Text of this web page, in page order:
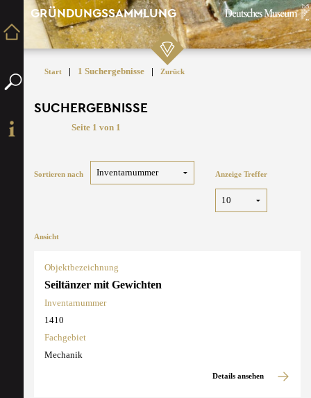
GRÜNDUNGSSAMMLUNG
Start | 1 Suchergebnisse | Zurück
SUCHERGEBNISSE
Seite 1 von 1
Sortieren nach Anzeige Treffer
Ansicht
Objektbezeichnung
Seiltänzer mit Gewichten
Inventarnummer
1410
Fachgebiet
Mechanik
Details ansehen